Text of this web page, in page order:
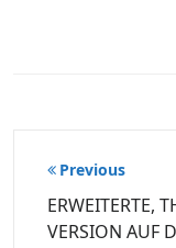
Previous
ERWEITERTE,
VERSION AUF